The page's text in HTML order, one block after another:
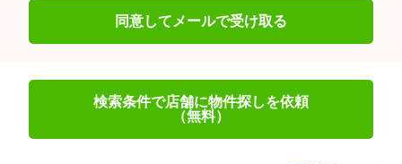
同意してメールで受け取る
検索条件で店舗に物件探しを依頼
（無料）